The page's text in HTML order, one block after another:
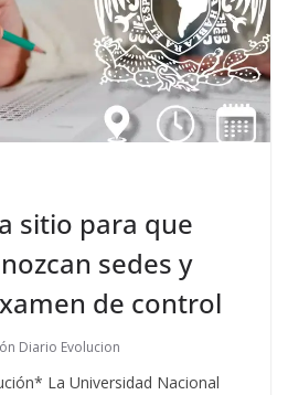
sitio para que
sedes y
de control
Diario Evolucion
La Universidad Nacional